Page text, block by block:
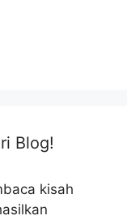
Blog!
kisah